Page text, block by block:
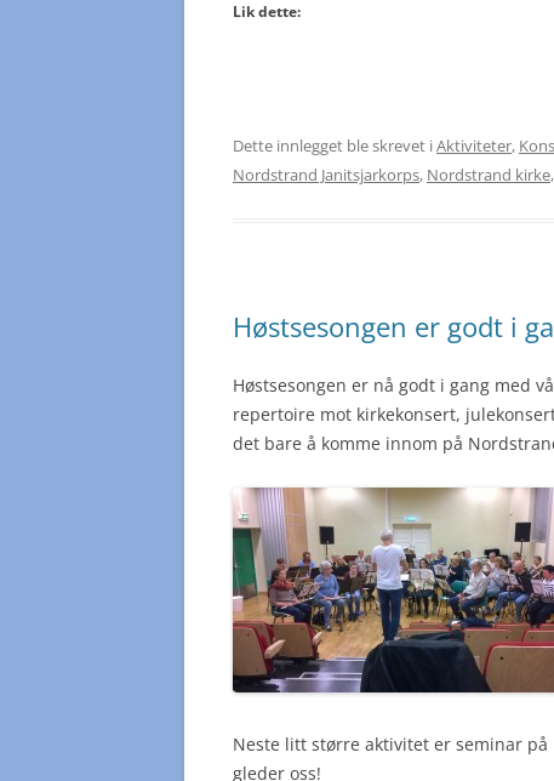
Lik dette:
Dette innlegget ble skrevet iAktiviteter,
Nordstrand Janitsjarkorps, Nordstrand kirke,
Høstsesongen er godt i
Høstsesongen er nå godt i gang med
repertoire mot kirkekonsert,
det bare å komme innom på
Neste litt større aktivitet er seminar
gleder oss!